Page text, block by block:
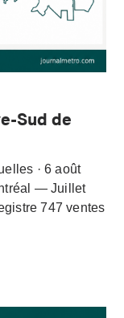
Sud de
· 6 août
— Juillet
747 ventes